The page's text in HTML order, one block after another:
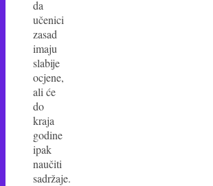
da
učenici
zasad
imaju
slabije
ocjene,
ali će
do
kraja
godine
ipak
naučiti
sadržaje.